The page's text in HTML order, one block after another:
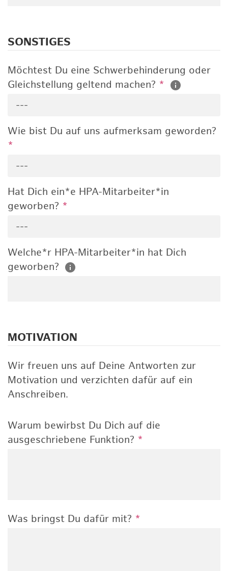
SONSTIGES
Möchtest Du eine Schwerbehinderung oder
Gleichstellung geltend machen? *
---
Wie bist Du auf uns aufmerksam geworden?
*
---
Hat Dich ein*e HPA-Mitarbeiter*in
geworben? *
---
Welche*r HPA-Mitarbeiter*in hat Dich
geworben?
MOTIVATION
Wir freuen uns auf Deine Antworten zur
Motivation und verzichten dafür auf ein
Anschreiben.
Warum bewirbst Du Dich auf die
ausgeschriebene Funktion? *
Was bringst Du dafür mit? *